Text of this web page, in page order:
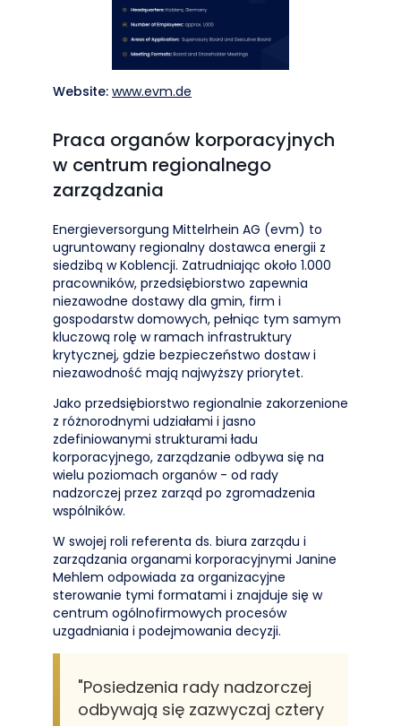
Website: www.evm.de
Praca organów korporacyjnych
w centrum regionalnego
zarządzania
Energieversorgung Mittelrhein AG (evm) to
ugruntowany regionalny dostawca energii z
siedzibą w Koblencji. Zatrudniając około 1.000
pracowników, przedsiębiorstwo zapewnia
niezawodne dostawy dla gmin, firm i
gospodarstw domowych, pełniąc tym samym
kluczową rolę w ramach infrastruktury
krytycznej, gdzie bezpieczeństwo dostaw i
niezawodność mają najwyższy priorytet.
Jako przedsiębiorstwo regionalnie zakorzenione
z różnorodnymi udziałami i jasno
zdefiniowanymi strukturami ładu
korporacyjnego, zarządzanie odbywa się na
wielu poziomach organów - od rady
nadzorczej przez zarząd po zgromadzenia
wspólników.
W swojej roli referenta ds. biura zarządu i
zarządzania organami korporacyjnymi Janine
Mehlem odpowiada za organizacyjne
sterowanie tymi formatami i znajduje się w
centrum ogólnofirmowych procesów
uzgadniania i podejmowania decyzji.
"Posiedzenia rady nadzorczej
odbywają się zazwyczaj cztery